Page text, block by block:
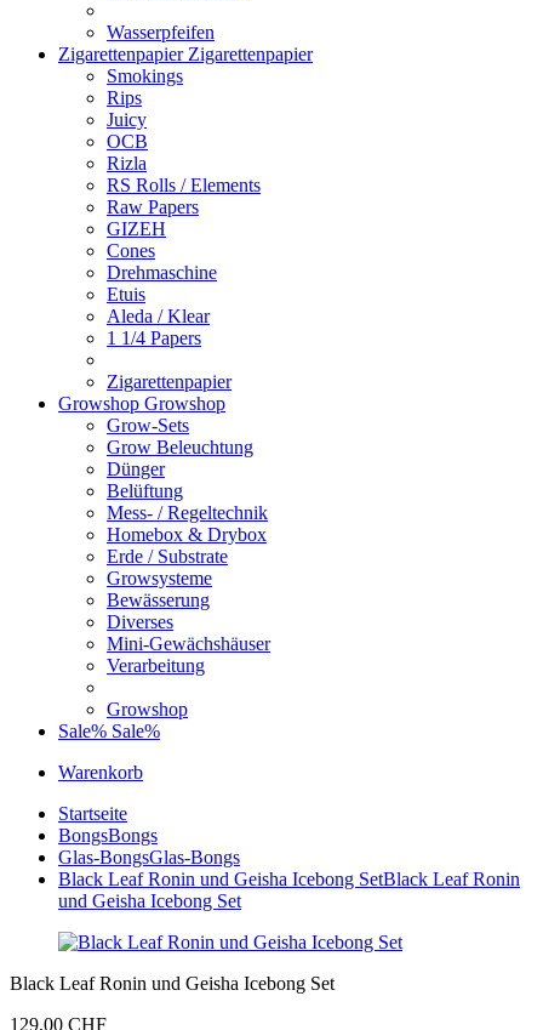
Wasserpfeifen
Zigarettenpapier Zigarettenpapier
Smokings
Rips
Juicy
OCB
Rizla
RS Rolls / Elements
Raw Papers
GIZEH
Cones
Drehmaschine
Etuis
Aleda / Klear
1 1/4 Papers
Zigarettenpapier
Growshop Growshop
Grow-Sets
Grow Beleuchtung
Dünger
Belüftung
Mess- / Regeltechnik
Homebox & Drybox
Erde / Substrate
Growsysteme
Bewässerung
Diverses
Mini-Gewächshäuser
Verarbeitung
Growshop
Sale% Sale%
Warenkorb
Startseite
BongsBongs
Glas-BongsGlas-Bongs
Black Leaf Ronin und Geisha Icebong SetBlack Leaf Ronin
und Geisha Icebong Set
Black Leaf Ronin und Geisha Icebong Set
129,00 CHF